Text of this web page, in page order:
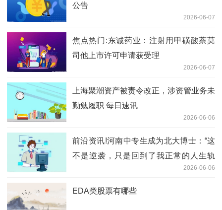
公告
2026-06-07
焦点热门:东诚药业：注射用甲磺酸萘莫
司他上市许可申请获受理
2026-06-07
上海聚潮资产被责令改正，涉资管业务未
勤勉履职 每日速讯
2026-06-06
前沿资讯!河南中专生成为北大博士：“这
不是逆袭，只是回到了我正常的人生轨
2026-06-06
EDA类股票有哪些